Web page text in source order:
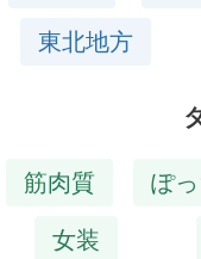
東北地方
筋肉質 ぽ
女装